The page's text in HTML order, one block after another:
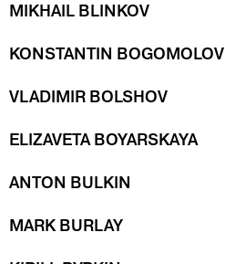
MIKHAIL BLINKOV
KONSTANTIN BOGOMOLOV
VLADIMIR BOLSHOV
ELIZAVETA BOYARSKAYA
ANTON BULKIN
MARK BURLAY